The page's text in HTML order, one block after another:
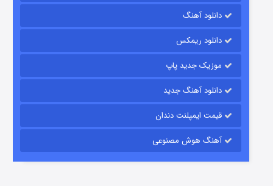
قسمت۱۵ (دوبله) منتشر شد
دانلود آهنگ
دانلود ریمکس
موزیک جدید پاپ
دانلود آهنگ جدید
قیمت ایمپلنت دندان
آهنگ هوش مصنوعی